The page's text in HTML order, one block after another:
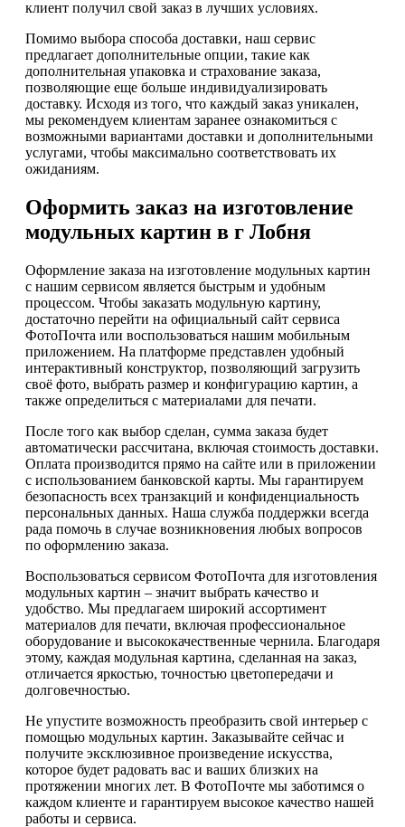
клиент получил свой заказ в лучших условиях.
Помимо выбора способа доставки, наш сервис
предлагает дополнительные опции, такие как
дополнительная упаковка и страхование заказа,
позволяющие еще больше индивидуализировать
доставку. Исходя из того, что каждый заказ уникален,
мы рекомендуем клиентам заранее ознакомиться с
возможными вариантами доставки и дополнительными
услугами, чтобы максимально соответствовать их
ожиданиям.
Оформить заказ на изготовление
модульных картин в г Лобня
Оформление заказа на изготовление модульных картин
с нашим сервисом является быстрым и удобным
процессом. Чтобы заказать модульную картину,
достаточно перейти на официальный сайт сервиса
ФотоПочта или воспользоваться нашим мобильным
приложением. На платформе представлен удобный
интерактивный конструктор, позволяющий загрузить
своё фото, выбрать размер и конфигурацию картин, а
также определиться с материалами для печати.
После того как выбор сделан, сумма заказа будет
автоматически рассчитана, включая стоимость доставки.
Оплата производится прямо на сайте или в приложении
с использованием банковской карты. Мы гарантируем
безопасность всех транзакций и конфиденциальность
персональных данных. Наша служба поддержки всегда
рада помочь в случае возникновения любых вопросов
по оформлению заказа.
Воспользоваться сервисом ФотоПочта для изготовления
модульных картин – значит выбрать качество и
удобство. Мы предлагаем широкий ассортимент
материалов для печати, включая профессиональное
оборудование и высококачественные чернила. Благодаря
этому, каждая модульная картина, сделанная на заказ,
отличается яркостью, точностью цветопередачи и
долговечностью.
Не упустите возможность преобразить свой интерьер с
помощью модульных картин. Заказывайте сейчас и
получите эксклюзивное произведение искусства,
которое будет радовать вас и ваших близких на
протяжении многих лет. В ФотоПочте мы заботимся о
каждом клиенте и гарантируем высокое качество нашей
работы и сервиса.